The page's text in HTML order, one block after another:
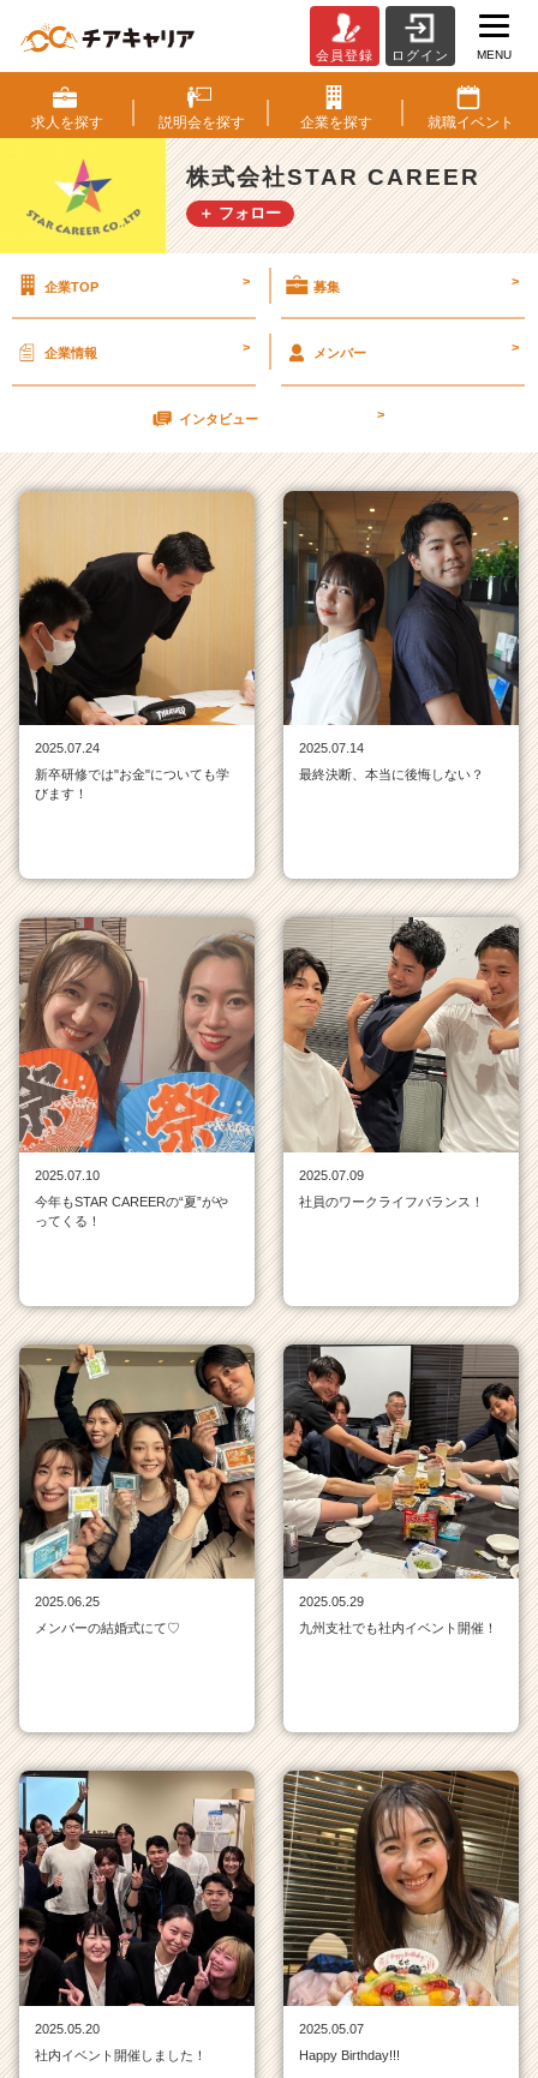
式
会
社
S
T
A
R
R
の
ム
イ
ン
ン
チ
ー・
ら
ス
カ
ウ
ト
が
届
く
就
活
イ
リ
ア
（C
h
e
e
r
C
a
r
会員登録 ログイン MENU
求人を探す 説明会を探す 企業を探す 就職イベント
株式会社STAR CAREER
＋ フォロー
企業TOP > 募集 >
企業情報 > メンバー >
インタビュー >
2025.07.24
新卒研修では"お金"についても学
びます！
2025.07.14
最終決断、本当に後悔しない？
2025.07.10
今年もSTAR CAREERの“夏”がや
ってくる！
2025.07.09
社員のワークライフバランス！
2025.06.25
メンバーの結婚式にて♡
2025.05.29
九州支社でも社内イベント開催！
2025.05.20
社内イベント開催しました！
2025.05.07
Happy Birthday!!!